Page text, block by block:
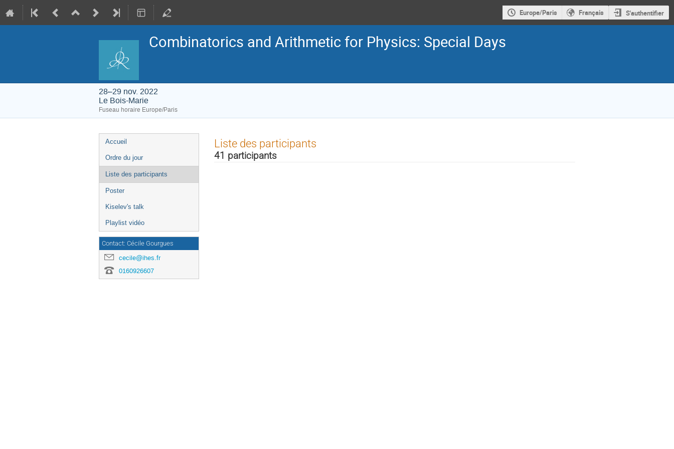
Europe/Paris Français S'authentifier
Combinatorics and Arithmetic for Physics: Special Days
28–29 nov. 2022
Le Bois-Marie
Fuseau horaire Europe/Paris
Menu
de
l'événement
Accueil
Ordre du jour
Liste des participants
Poster
Kiselev's talk
Playlist vidéo
Contact: Cécile Gourgues
cecile@ihes.fr
0160926607
Liste des participants
41 participants